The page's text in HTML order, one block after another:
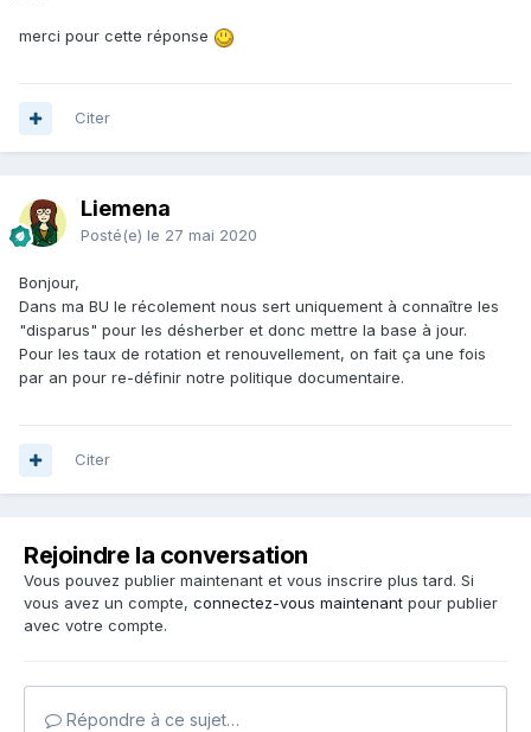
merci pour cette réponse
Citer
Liemena
Posté(e) le 27 mai 2020
Bonjour,
Dans ma BU le récolement nous sert uniquement à connaître les
"disparus" pour les désherber et donc mettre la base à jour.
Pour les taux de rotation et renouvellement, on fait ça une fois
par an pour re-définir notre politique documentaire.
Citer
Rejoindre la conversation
Vous pouvez publier maintenant et vous inscrire plus tard. Si
vous avez un compte, connectez-vous maintenant pour publier
avec votre compte.
Répondre à ce sujet…